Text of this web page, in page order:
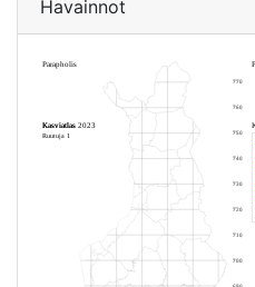
Havainnot